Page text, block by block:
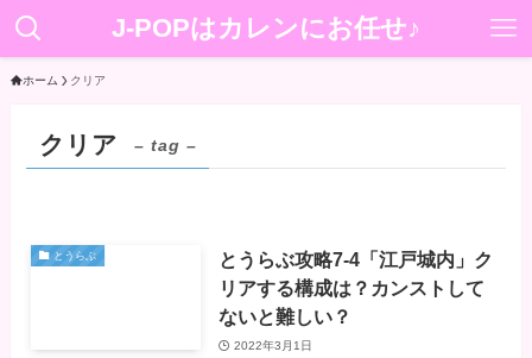
J-POPはカレンにお任せ♪
ホーム クリア
クリア – tag –
とうらぶ
とうらぶ攻略7-4「江戸城内」ク
リアする構成は？カンストして
ないと難しい？
2022年3月1日